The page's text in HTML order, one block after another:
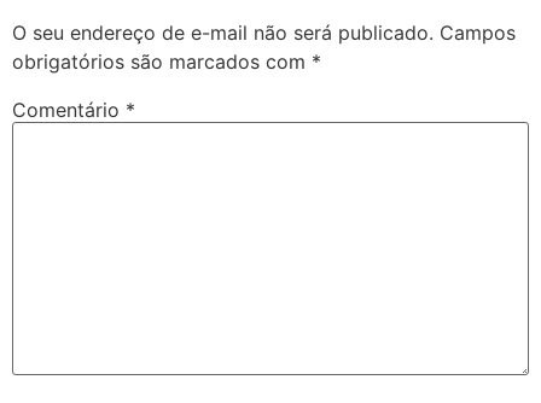
O seu endereço de e-mail não será publicado. Campos
obrigatórios são marcados com *
Comentário *